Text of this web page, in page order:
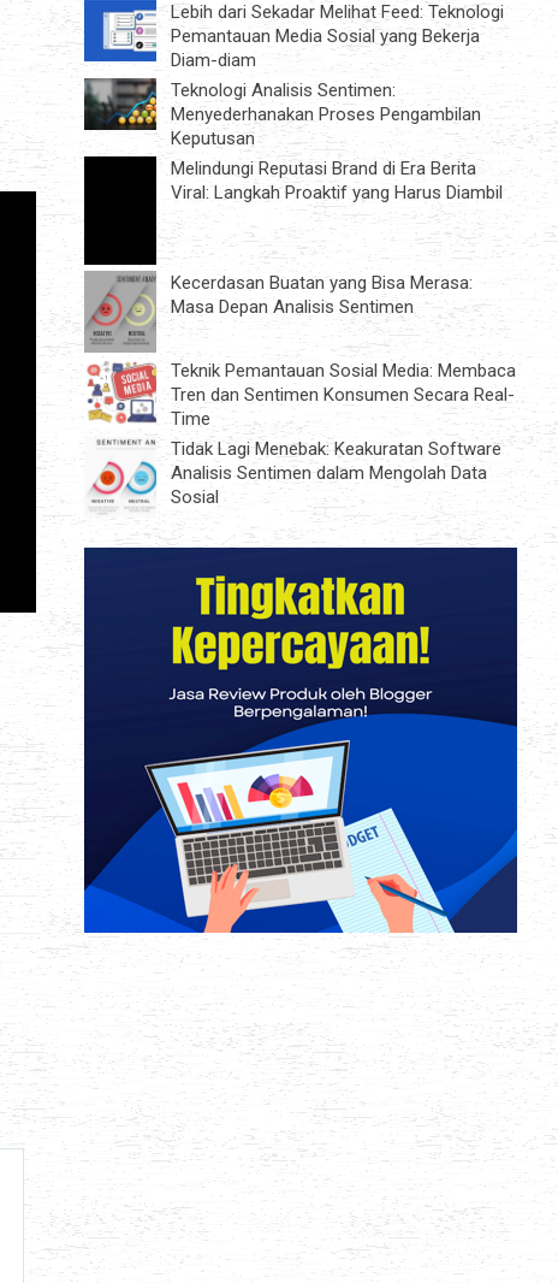
Lebih dari Sekadar Melihat Feed: Teknologi
Pemantauan Media Sosial yang Bekerja
Diam-diam
Teknologi Analisis Sentimen:
Menyederhanakan Proses Pengambilan
Keputusan
Melindungi Reputasi Brand di Era Berita
Viral: Langkah Proaktif yang Harus Diambil
Kecerdasan Buatan yang Bisa Merasa:
Masa Depan Analisis Sentimen
Teknik Pemantauan Sosial Media: Membaca
Tren dan Sentimen Konsumen Secara Real-
Time
Tidak Lagi Menebak: Keakuratan Software
Analisis Sentimen dalam Mengolah Data
Sosial